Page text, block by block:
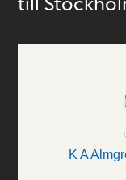
K A